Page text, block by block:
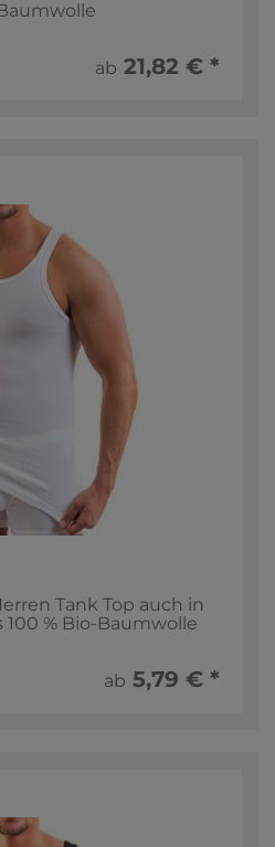
ab 21,82 € *
Tank Top auch in
% Bio-Baumwolle
ab 5,79 € *